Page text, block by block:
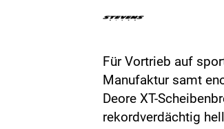
Für Vortrieb auf
Manufaktur samt
Deore XT-
rekordverdächtig